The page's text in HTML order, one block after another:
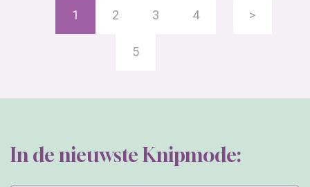
1 2 3 4
5
>
In de nieuwste Knipmode: